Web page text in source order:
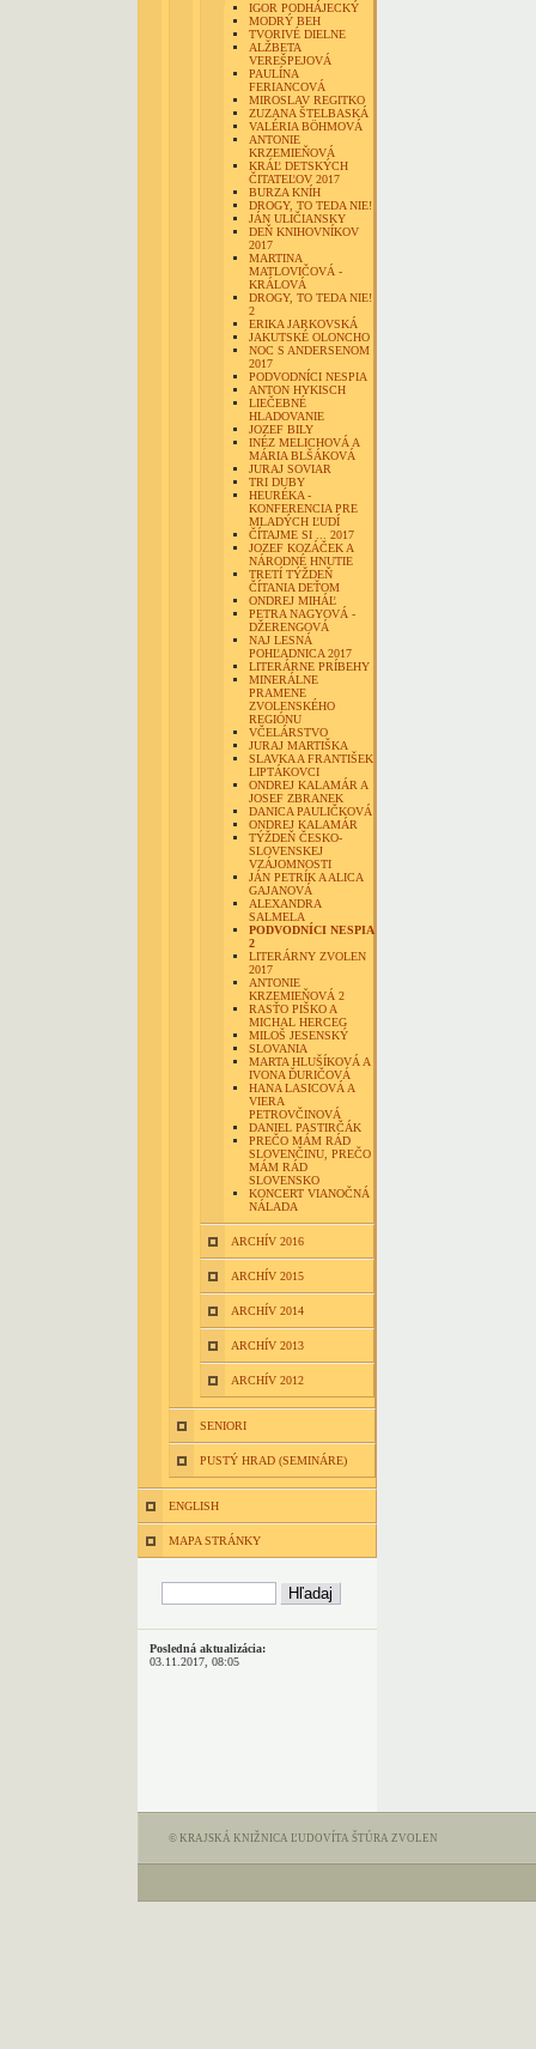
IGOR PODHÁJECKÝ
MODRÝ BEH
TVORIVÉ DIELNE
ALŽBETA
VEREŠPEJOVÁ
PAULÍNA
FERIANCOVÁ
MIROSLAV REGITKO
ZUZANA ŠTELBASKÁ
VALÉRIA BÖHMOVÁ
ANTONIE
KRZEMIEŇOVÁ
KRÁĽ DETSKÝCH
ČITATEĽOV 2017
BURZA KNÍH
DROGY, TO TEDA NIE!
JÁN ULIČIANSKY
DEŇ KNIHOVNÍKOV
2017
MARTINA
MATLOVIČOVÁ -
KRÁLOVÁ
DROGY, TO TEDA NIE!
2
ERIKA JARKOVSKÁ
JAKUTSKÉ OLONCHO
NOC S ANDERSENOM
2017
PODVODNÍCI NESPIA
ANTON HYKISCH
LIEČEBNÉ
HLADOVANIE
JOZEF BILY
INÉZ MELICHOVÁ A
MÁRIA BLŠÁKOVÁ
JURAJ SOVIAR
TRI DUBY
HEURÉKA -
KONFERENCIA PRE
MLADÝCH ĽUDÍ
ČÍTAJME SI ... 2017
JOZEF KOZÁČEK A
NÁRODNÉ HNUTIE
TRETÍ TÝŽDEŇ
ČÍTANIA DEŤOM
ONDREJ MIHÁĽ
PETRA NAGYOVÁ -
DŽERENGOVÁ
NAJ LESNÁ
POHĽADNICA 2017
LITERÁRNE PRÍBEHY
MINERÁLNE
PRAMENE
ZVOLENSKÉHO
REGIÓNU
VČELÁRSTVO
JURAJ MARTIŠKA
SLAVKA A FRANTIŠEK
LIPTÁKOVCI
ONDREJ KALAMÁR A
JOSEF ZBRANEK
DANICA PAULIČKOVÁ
ONDREJ KALAMÁR
TÝŽDEŇ ČESKO-
SLOVENSKEJ
VZÁJOMNOSTI
JÁN PETRÍK A ALICA
GAJANOVÁ
ALEXANDRA
SALMELA
PODVODNÍCI NESPIA
2
LITERÁRNY ZVOLEN
2017
ANTONIE
KRZEMIEŇOVÁ 2
RASŤO PIŠKO A
MICHAL HERCEG
MILOŠ JESENSKÝ
SLOVANIA
MARTA HLUŠÍKOVÁ A
IVONA ĎURIČOVÁ
HANA LASICOVÁ A
VIERA
PETROVČINOVÁ
DANIEL PASTIRČÁK
PREČO MÁM RÁD
SLOVENČINU, PREČO
MÁM RÁD
SLOVENSKO
KONCERT VIANOČNÁ
NÁLADA
ARCHÍV 2016
ARCHÍV 2015
ARCHÍV 2014
ARCHÍV 2013
ARCHÍV 2012
SENIORI
PUSTÝ HRAD (SEMINÁRE)
ENGLISH
MAPA STRÁNKY
Posledná aktualizácia:
03.11.2017, 08:05
© KRAJSKÁ KNIŽNICA ĽUDOVÍTA ŠTÚRA ZVOLEN